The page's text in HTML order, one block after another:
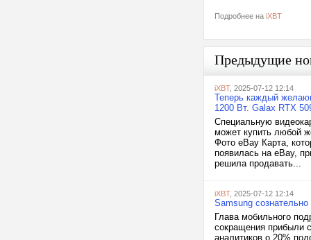
Подробнее на iXBT
Предыдущие
iXBT, 2025-07-12 12:14
Теперь каждый
1200 Вт. Galax RTX
Специальную
может купить любой
Фото eBay Карта,
появилась на eBay,
решила продавать...
iXBT, 2025-07-12 12:14
Samsung
Глава мобильного
сокращения прибыли
аналитиков о 20%